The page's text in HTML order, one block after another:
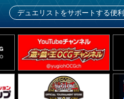
デュエリストをサポートする便